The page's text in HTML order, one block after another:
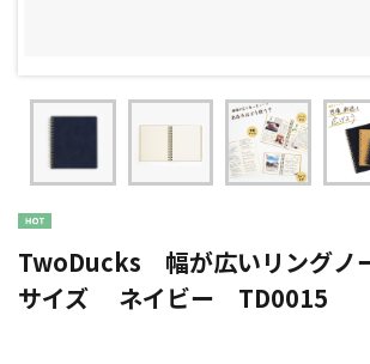
TwoDucks 幅が広いリングノ
サイズ ネイビー TD0015